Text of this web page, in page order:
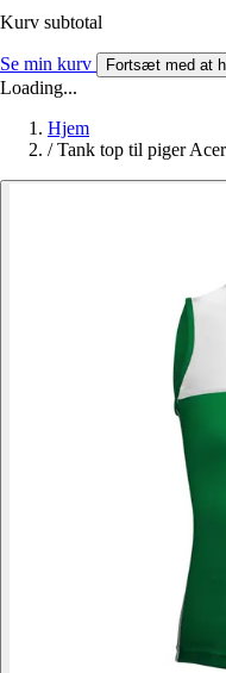
Kurv subtotal
Se min kurv Fortsæt med at
Loading...
Hjem
/ Tank top til piger